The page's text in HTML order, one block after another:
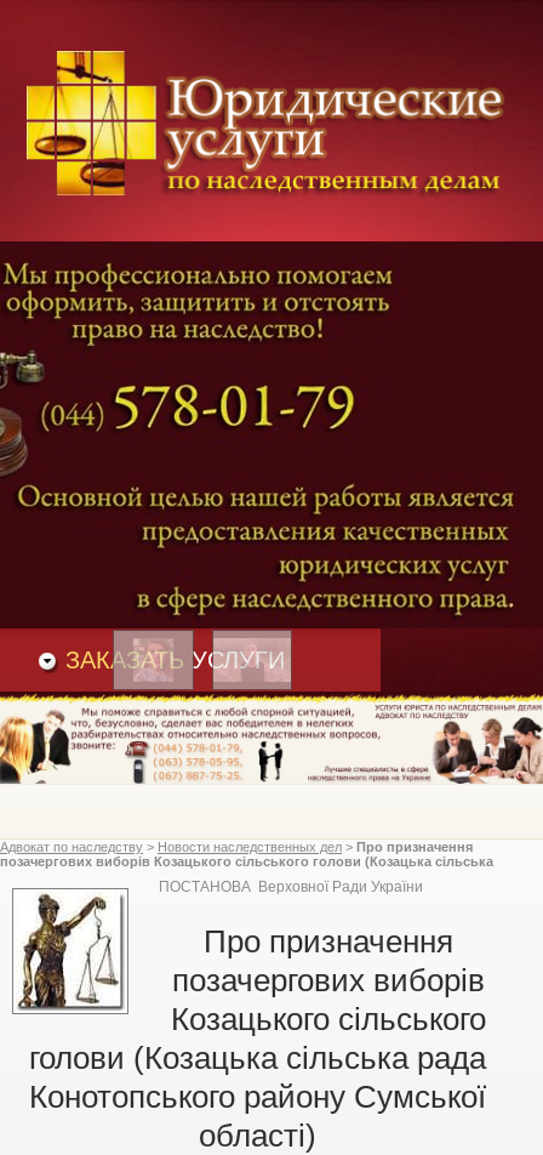
Категории дел
Наследование и Завещание
Оформление наследства
Оспаривание наследства
Адвокат наследственные дела
и Вакансии
ЗАКАЗАТЬ УСЛУГИ
Адвокат по наследству > Новости наследственных дел > Про призначення
позачергових виборів Козацького сільського голови (Козацька сільська
ПОСТАНОВА Верховної Ради України
Про призначення
позачергових виборів
Козацького сільського
голови (Козацька сільська рада
Конотопського району Сумської
області)